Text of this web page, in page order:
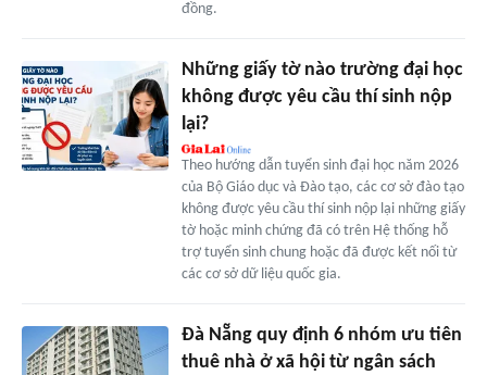
đồng.
Những giấy tờ nào trường đại học
không được yêu cầu thí sinh nộp
lại?
Theo hướng dẫn tuyển sinh đại học năm 2026
của Bộ Giáo dục và Đào tạo, các cơ sở đào tạo
không được yêu cầu thí sinh nộp lại những giấy
tờ hoặc minh chứng đã có trên Hệ thống hỗ
trợ tuyển sinh chung hoặc đã được kết nối từ
các cơ sở dữ liệu quốc gia.
Đà Nẵng quy định 6 nhóm ưu tiên
thuê nhà ở xã hội từ ngân sách